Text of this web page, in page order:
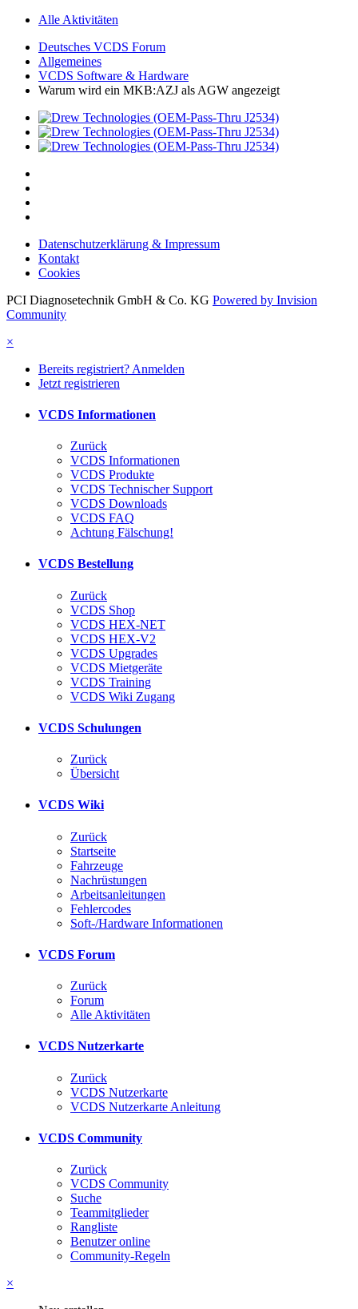
Alle Aktivitäten
Deutsches VCDS Forum
Allgemeines
VCDS Software & Hardware
Warum wird ein MKB:AZJ als AGW angezeigt
Datenschutzerklärung & Impressum
Kontakt
Cookies
PCI Diagnosetechnik GmbH & Co. KG Powered by Invision
Community
×
Bereits registriert? Anmelden
Jetzt registrieren
VCDS Informationen
Zurück
VCDS Informationen
VCDS Produkte
VCDS Technischer Support
VCDS Downloads
VCDS FAQ
Achtung Fälschung!
VCDS Bestellung
Zurück
VCDS Shop
VCDS HEX-NET
VCDS HEX-V2
VCDS Upgrades
VCDS Mietgeräte
VCDS Training
VCDS Wiki Zugang
VCDS Schulungen
Zurück
Übersicht
VCDS Wiki
Zurück
Startseite
Fahrzeuge
Nachrüstungen
Arbeitsanleitungen
Fehlercodes
Soft-/Hardware Informationen
VCDS Forum
Zurück
Forum
Alle Aktivitäten
VCDS Nutzerkarte
Zurück
VCDS Nutzerkarte
VCDS Nutzerkarte Anleitung
VCDS Community
Zurück
VCDS Community
Suche
Teammitglieder
Rangliste
Benutzer online
Community-Regeln
×